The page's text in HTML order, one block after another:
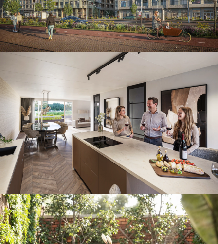
Leef de Ruimte, de Akkers